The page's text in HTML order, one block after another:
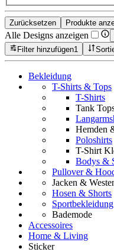
Zurücksetzen Produkte
Alle Designs anzeigen
Filter hinzufügen1
Bekleidung
T-Shirts & Tops
T-Shirts
Tank
Hemden
Poloshirts
T-Shirt
Bodys &
Pullover &
Jacken &
Hosen & Shorts
Sportbekleidung
Bademode
Accessoires
Home & Living
Sticker